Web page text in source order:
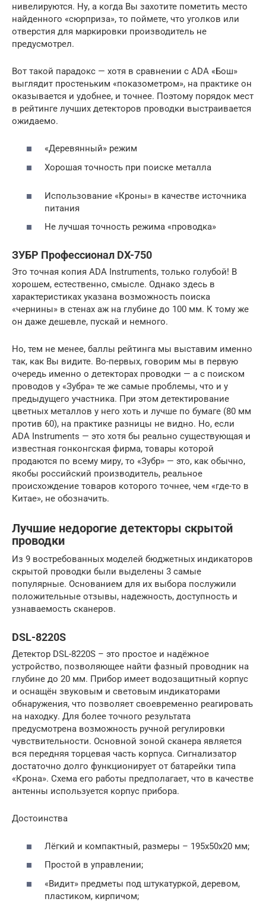
нивелируются. Ну, а когда Вы захотите пометить место
найденного «сюрприза», то поймете, что уголков или
отверстия для маркировки производитель не
предусмотрел.
Вот такой парадокс — хотя в сравнении с ADA «Бош»
выглядит простеньким «показометром», на практике он
оказывается и удобнее, и точнее. Поэтому порядок мест
в рейтинге лучших детекторов проводки выстраивается
ожидаемо.
«Деревянный» режим
Хорошая точность при поиске металла
Использование «Кроны» в качестве источника
питания
Не лучшая точность режима «проводка»
ЗУБР Профессионал DX-750
Это точная копия ADA Instruments, только голубой! В
хорошем, естественно, смысле. Однако здесь в
характеристиках указана возможность поиска
«чернины» в стенах аж на глубине до 100 мм. К тому же
он даже дешевле, пускай и немного.
Но, тем не менее, баллы рейтинга мы выставим именно
так, как Вы видите. Во-первых, говорим мы в первую
очередь именно о детекторах проводки — а с поиском
проводов у «Зубра» те же самые проблемы, что и у
предыдущего участника. При этом детектирование
цветных металлов у него хоть и лучше по бумаге (80 мм
против 60), на практике разницы не видно. Но, если
ADA Instruments — это хотя бы реально существующая и
известная гонконгская фирма, товары которой
продаются по всему миру, то «Зубр» — это, как обычно,
якобы российский производитель, реальное
происхождение товаров которого точнее, чем «где-то в
Китае», не обозначить.
Лучшие недорогие детекторы скрытой
проводки
Из 9 востребованных моделей бюджетных индикаторов
скрытой проводки были выделены 3 самые
популярные. Основанием для их выбора послужили
положительные отзывы, надежность, доступность и
узнаваемость сканеров.
DSL-8220S
Детектор DSL-8220S – это простое и надёжное
устройство, позволяющее найти фазный проводник на
глубине до 20 мм. Прибор имеет водозащитный корпус
и оснащён звуковым и световым индикаторами
обнаружения, что позволяет своевременно реагировать
на находку. Для более точного результата
предусмотрена возможность ручной регулировки
чувствительности. Основной зоной сканера является
вся передняя торцевая часть корпуса. Сигнализатор
достаточно долго функционирует от батарейки типа
«Крона». Схема его работы предполагает, что в качестве
антенны используется корпус прибора.
Достоинства
Лёгкий и компактный, размеры – 195x50x20 мм;
Простой в управлении;
«Видит» предметы под штукатуркой, деревом,
пластиком, кирпичом;